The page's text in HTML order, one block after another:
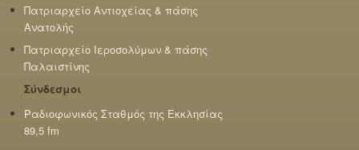
Πατριαρχείο Αντιοχείας & πάσης
Ανατολής
Πατριαρχείο Ιεροσολύμων & πάσης
Παλαιστίνης
Σύνδεσμοι
Ραδιοφωνικός Σταθμός της Εκκλησίας
89,5 fm